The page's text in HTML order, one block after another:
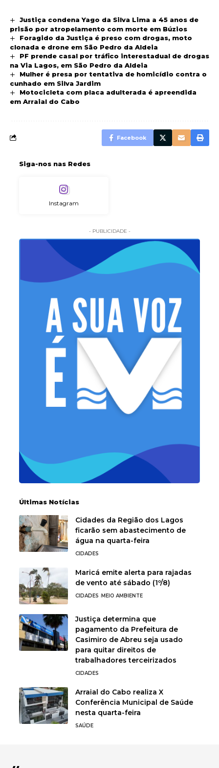
Justiça condena Yago da Silva Lima a 45 anos de
prisão por atropelamento com morte em Búzios
Foragido da Justiça é preso com drogas, moto
clonada e drone em São Pedro da Aldeia
PF prende casal por tráfico interestadual de drogas
na Via Lagos, em São Pedro da Aldeia
Mulher é presa por tentativa de homicídio contra o
cunhado em Silva Jardim
Motocicleta com placa adulterada é apreendida
em Arraial do Cabo
Facebook
Siga-nos nas Redes
Instagram
- PUBLICIDADE -
Últimas Notícias
Cidades da Região dos Lagos
ficarão sem abastecimento de
água na quarta-feira
CIDADES
Maricá emite alerta para rajadas
de vento até sábado (1º/8)
CIDADES MEIO AMBIENTE
Justiça determina que
pagamento da Prefeitura de
Casimiro de Abreu seja usado
para quitar direitos de
trabalhadores terceirizados
CIDADES
Arraial do Cabo realiza X
Conferência Municipal de Saúde
nesta quarta-feira
SAÚDE